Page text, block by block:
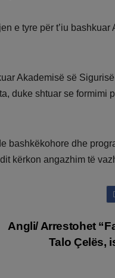
e tyre për t’iu
Akademisë së
duke shtuar se formimi
bashkëkohore dhe
kërkon angazhim të
Angli/ Arrestohet
Talo Çelës,